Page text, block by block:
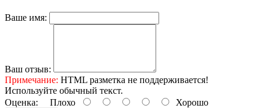
Ваше имя:
Ваш отзыв:
Примечание: HTML разметка не поддерживается!
Используйте обычный текст.
Оценка: Плохо Хорошо